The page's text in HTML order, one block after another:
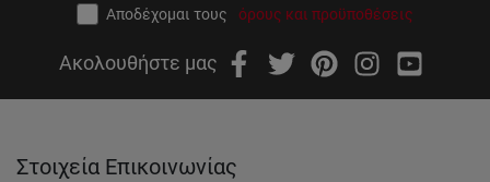
Αποδέχομαι τους όρους και προϋποθέσεις
Ακολουθήστε μας
Στοιχεία Επικοινωνίας